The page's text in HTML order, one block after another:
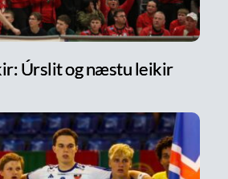
Úrslit og næstu leikir